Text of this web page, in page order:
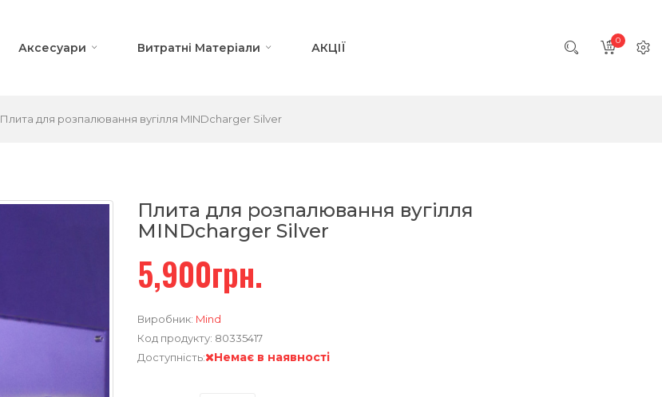
Аксесуари Витратні Матеріали АКЦІЇ
0
Плита для розпалювання вугілля MINDcharger Silver
Плита для розпалювання вугілля
MINDcharger Silver
5,900грн.
Виробник: Mind
Код продукту: 80335417
Доступність:
Немає в наявності